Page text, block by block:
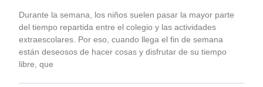
Durante la semana, los niños suelen pasar la mayor parte
del tiempo repartida entre el colegio y las actividades
extraescolares. Por eso, cuando llega el fin de semana
están deseosos de hacer cosas y disfrutar de su tiempo
libre, que